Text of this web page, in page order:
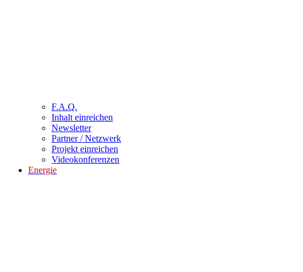
F.A.Q.
Inhalt einreichen
Newsletter
Partner / Netzwerk
Projekt einreichen
Videokonferenzen
Energie